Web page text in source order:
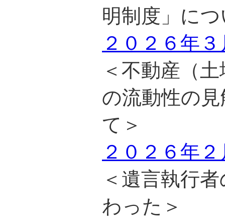
明制度」に
２０２６年
＜不動産（
の流動性の
て＞
２０２６年
＜遺言執行
わった＞